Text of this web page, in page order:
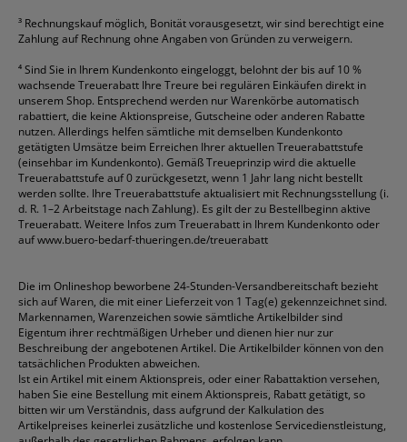
³ Rechnungskauf möglich, Bonität vorausgesetzt, wir sind berechtigt eine
Zahlung auf Rechnung ohne Angaben von Gründen zu verweigern.
⁴Sind Sie in Ihrem Kundenkonto eingeloggt, belohnt der bis auf 10 %
wachsende Treuerabatt Ihre Treure bei regulären Einkäufen direkt in
unserem Shop. Entsprechend werden nur Warenkörbe automatisch
rabattiert, die keine Aktionspreise, Gutscheine oder anderen Rabatte
nutzen. Allerdings helfen sämtliche mit demselben Kundenkonto
getätigten Umsätze beim Erreichen Ihrer aktuellen Treuerabattstufe
(einsehbar im Kundenkonto). Gemäß Treueprinzip wird die aktuelle
Treuerabattstufe auf 0 zurückgesetzt, wenn 1 Jahr lang nicht bestellt
werden sollte. Ihre Treuerabattstufe aktualisiert mit Rechnungsstellung (i.
d. R. 1–2 Arbeitstage nach Zahlung). Es gilt der zu Bestellbeginn aktive
Treuerabatt. Weitere Infos zum Treuerabatt in Ihrem Kundenkonto oder
aufwww.buero-bedarf-thueringen.de/treuerabatt
Die im Onlineshop beworbene 24-Stunden-Versandbereitschaft bezieht
sich auf Waren, die mit einer Lieferzeit von 1 Tag(e) gekennzeichnet sind.
Markennamen, Warenzeichen sowie sämtliche Artikelbilder sind
Eigentum ihrer rechtmäßigen Urheber und dienen hier nur zur
Beschreibung der angebotenen Artikel. Die Artikelbilder können von den
tatsächlichen Produkten abweichen.
Ist ein Artikel mit einem Aktionspreis, oder einer Rabattaktion versehen,
haben Sie eine Bestellung mit einem Aktionspreis, Rabatt getätigt, so
bitten wir um Verständnis, dass aufgrund der Kalkulation des
Artikelpreises keinerlei zusätzliche und kostenlose Servicedienstleistung,